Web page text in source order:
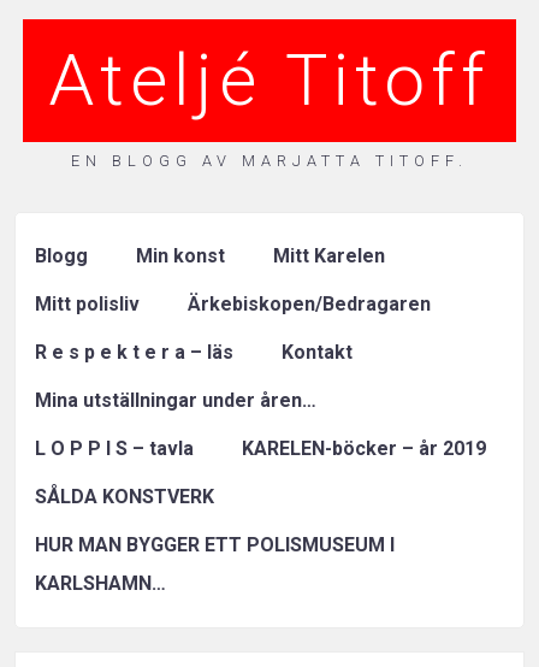
Ateljé Titoff
EN BLOGG AV MARJATTA TITOFF.
Blogg Min konst Mitt Karelen
Mitt polisliv Ärkebiskopen/Bedragaren
R e s p e k t e r a – läs Kontakt
Mina utställningar under åren…
L O P P I S – tavla KARELEN-böcker – år 2019
SÅLDA KONSTVERK
HUR MAN BYGGER ETT POLISMUSEUM I
KARLSHAMN…